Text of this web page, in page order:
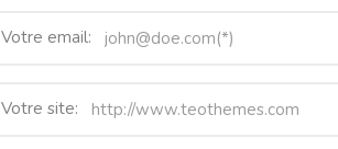
Votre email:
Votre site: